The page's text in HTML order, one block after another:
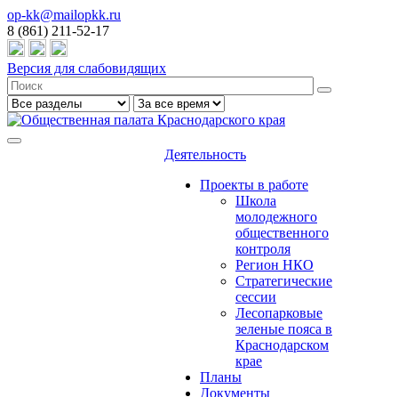
op-kk@mailopkk.ru
8 (861) 211-52-17
Версия для слабовидящих
Деятельность
Проекты в работе
Школа
молодежного
общественного
контроля
Регион НКО
Стратегические
сессии
Лесопарковые
зеленые пояса в
Краснодарском
крае
Планы
Документы